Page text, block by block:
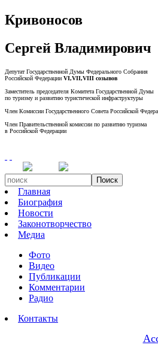
Кривоносов
Сергей Владимирович
Депутат Государственной Думы Федерального Собрания
Российской Федерации VI,VII,VIII созывов
Заместитель председателя Комитета Государственной Думы
по туризму и развитию туристической инфраструктуры
Член Комиссии Государственного Совета Российской
Член Правительственной комиссии по развитию туризма
в Российской Федерации
Поиск
Главная
Биография
Новости
Законотворчество
Медиа
Фото
Видео
Публикации
Комментарии
Радио
Контакты